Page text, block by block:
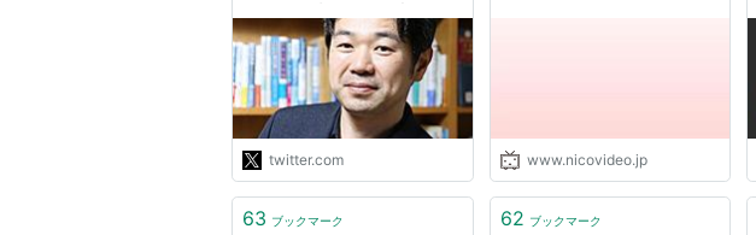
知らない。弥次さんと喜多さ
んのような存在だとなんとな
くと理解している。"
twitter.com www.nicovideo.jp
63 ブックマーク 62 ブックマーク